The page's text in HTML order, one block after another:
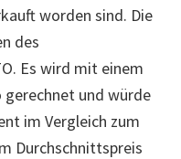
worden sind. Die
des
Es wird mit einem
gerechnet und würde
im Vergleich zum
Durchschnittspreis